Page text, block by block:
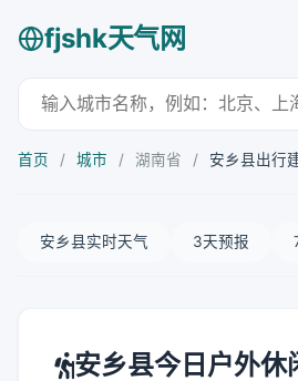
fjshk天气网
首页 / 城市 / 湖南省 / 安乡县出行
安乡县实时天气 3天预报
安乡县今日户外休